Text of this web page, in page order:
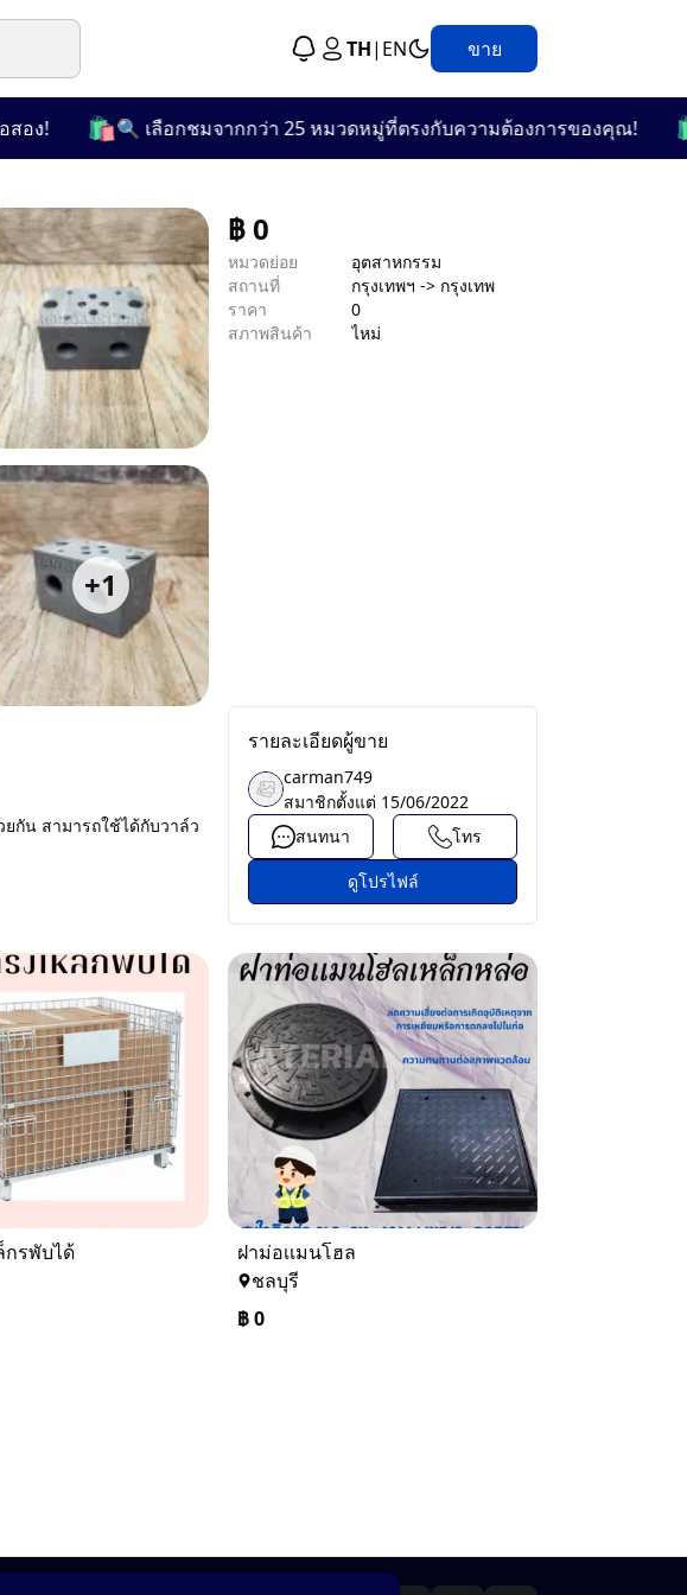
TH| EN ขาย
🛍️ 🔍 เลือกชมจากกว่า 25 หมวดหมู่ที่ตรงกับความต้องการของคุณ! 🛍️ 🎯
+1
฿0
หมวดย่อย
อุตสาหกรรม
สถานที่
กรุงเทพฯ -> กรุงเทพ
ราคา
0
สภาพสินค้า
ไหม่
กัน สามารถใช้ได้กับวาล์ว
รายละเอียดผู้ขาย
carman749
สมาชิกตั้งแต่ 15/06/2022
สนทนา
โทร
ดูโปรไฟล์
กรพับได้
ฝาม่อเเมนโฮล
ชลบุรี
฿0